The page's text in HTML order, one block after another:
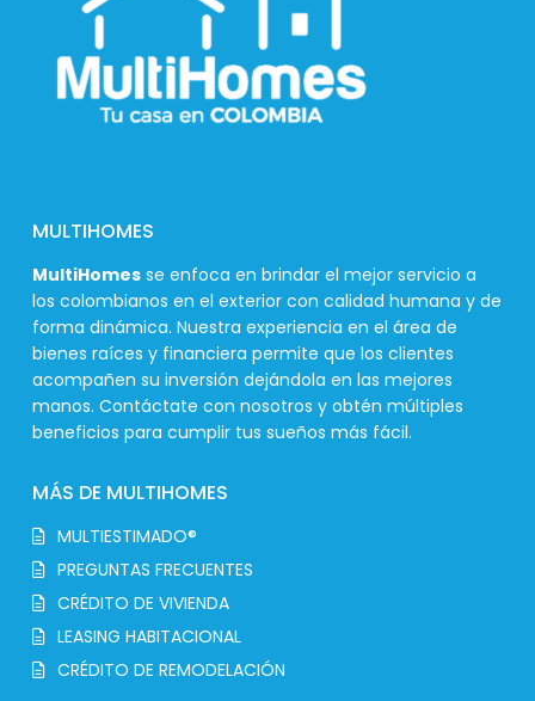
MULTIHOMES
MultiHomes se enfoca en brindar el mejor servicio a
los colombianos en el exterior con calidad humana y de
forma dinámica. Nuestra experiencia en el área de
bienes raíces y financiera permite que los clientes
acompañen su inversión dejándola en las mejores
manos. Contáctate con nosotros y obtén múltiples
beneficios para cumplir tus sueños más fácil.
MÁS DE MULTIHOMES
MULTIESTIMADO®
PREGUNTAS FRECUENTES
CRÉDITO DE VIVIENDA
LEASING HABITACIONAL
CRÉDITO DE REMODELACIÓN